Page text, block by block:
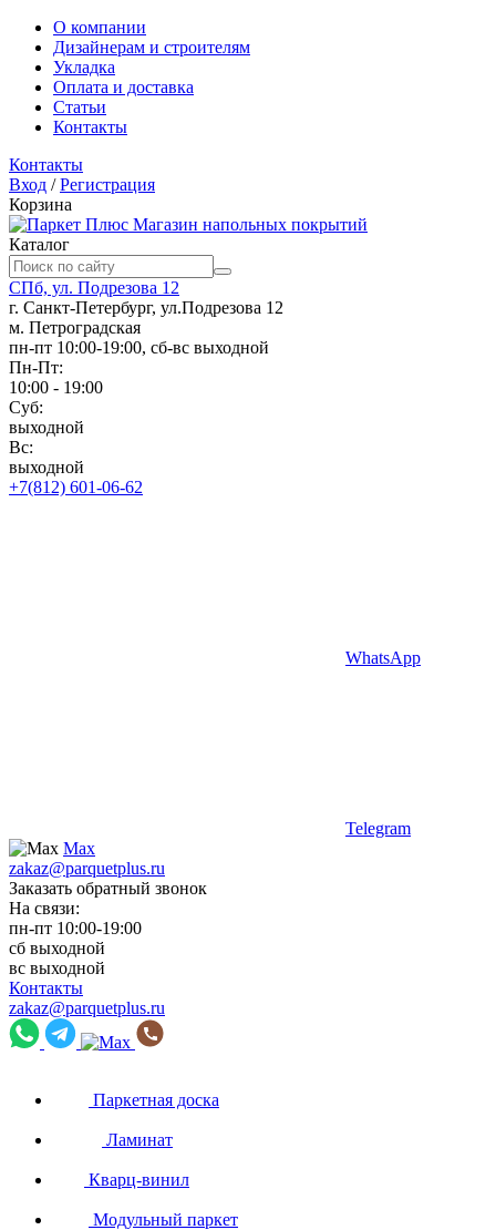
О компании
Дизайнерам и строителям
Укладка
Оплата и доставка
Статьи
Контакты
Контакты
Вход /Регистрация
Корзина
Магазин напольных покрытий
Каталог
СПб, ул. Подрезова 12
г. Санкт-Петербург, ул.Подрезова 12
м. Петроградская
пн-пт 10:00-19:00, сб-вс выходной
Пн-Пт:
10:00 - 19:00
Суб:
выходной
Вс:
выходной
+7(812) 601-06-62
WhatsApp
Telegram
Max
zakaz@parquetplus.ru
Заказать обратный звонок
На связи:
пн-пт 10:00-19:00
сб выходной
вс выходной
Контакты
zakaz@parquetplus.ru
Паркетная доска
Ламинат
Кварц-винил
Модульный паркет